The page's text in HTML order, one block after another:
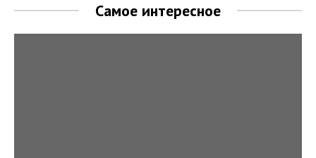
Самое интересное